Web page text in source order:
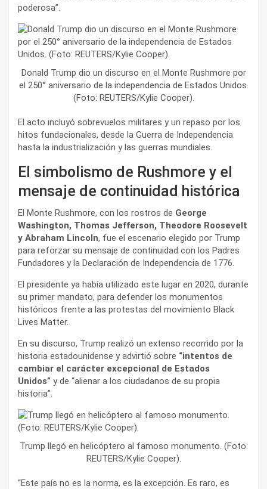
poderosa”.
Donald Trump dio un discurso en el Monte Rushmore por
el 250° aniversario de la independencia de Estados Unidos.
(Foto: REUTERS/Kylie Cooper).
El acto incluyó sobrevuelos militares y un repaso por los
hitos fundacionales, desde la Guerra de Independencia
hasta la industrialización y las guerras mundiales.
El simbolismo de Rushmore y el
mensaje de continuidad histórica
El Monte Rushmore, con los rostros de George
Washington, Thomas Jefferson, Theodore Roosevelt
y Abraham Lincoln, fue el escenario elegido por Trump
para reforzar su mensaje de continuidad con los Padres
Fundadores y la Declaración de Independencia de 1776.
El presidente ya había utilizado este lugar en 2020, durante
su primer mandato, para defender los monumentos
históricos frente a las protestas del movimiento Black
Lives Matter.
En su discurso, Trump realizó un extenso recorrido por la
historia estadounidense y advirtió sobre “intentos de
cambiar el carácter excepcional de Estados
Unidos” y de “alienar a los ciudadanos de su propia
historia”.
Trump llegó en helicóptero al famoso monumento. (Foto:
REUTERS/Kylie Cooper).
“Este país no es la norma, es la excepción. Es raro, es